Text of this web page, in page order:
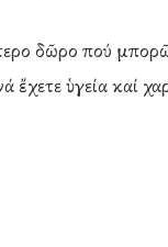
δῶρο πού
ἔχετε ὑγεία καί